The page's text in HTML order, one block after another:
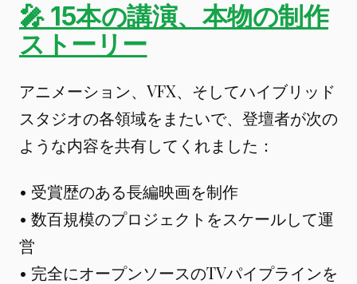
🎤 15本の講演、本物の制作
ストーリー
アニメーション、VFX、そしてハイブリッド
スタジオの各領域をまたいで、登壇者が次の
ような内容を共有してくれました：
• 受賞歴のある長編映画を制作
• 数百規模のプロジェクトをスケールして運
営
• 完全にオープンソースのTVパイプラインを